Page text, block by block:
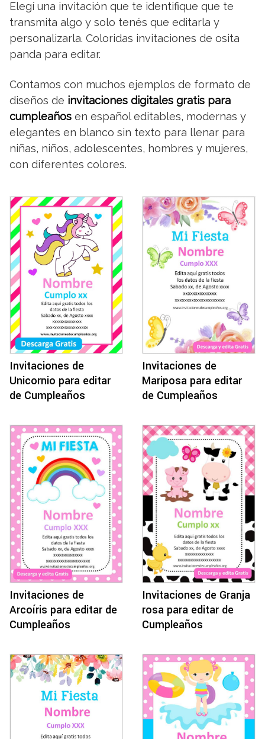
Elegí una invitación que te identifique que te
transmita algo y solo tenés que editarla y
personalizarla. Coloridas invitaciones de osita
panda para editar.
Contamos con muchos ejemplos de formato de
diseños de invitaciones digitales gratis para
cumpleaños en español editables, modernas y
elegantes en blanco sin texto para llenar para
niñas, niños, adolescentes, hombres y mujeres,
con diferentes colores.
Invitaciones de
Unicornio para editar
de Cumpleaños
Invitaciones de
Mariposa para editar
de Cumpleaños
Invitaciones de
Arcoíris para editar de
Cumpleaños
Invitaciones de Granja
rosa para editar de
Cumpleaños